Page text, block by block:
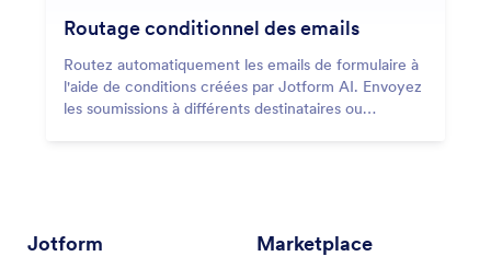
Routage conditionnel des emails
Routez automatiquement les emails de formulaire à
l'aide de conditions créées par Jotform AI. Envoyez
les soumissions à différents destinataires ou
Jotform Marketplace